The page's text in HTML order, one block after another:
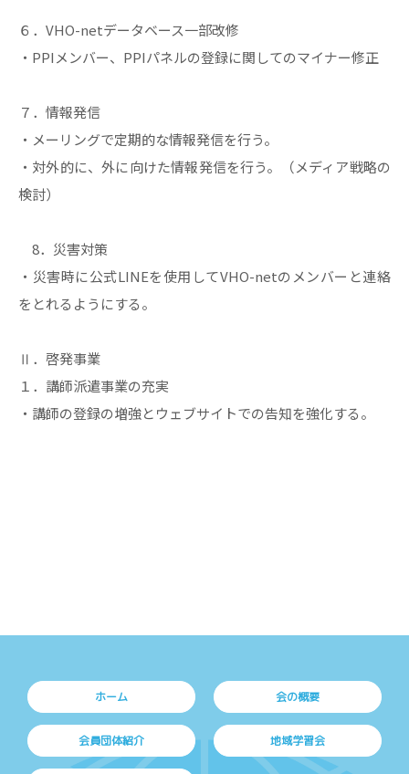
６．VHO-netデータベース一部改修
・PPIメンバー、PPIパネルの登録に関してのマイナー修正
７．情報発信
・メーリングで定期的な情報発信を行う。
・対外的に、外に向けた情報発信を行う。（メディア戦略の
検討）
8．災害対策
・災害時に公式LINEを使用してVHO-netのメンバーと連絡
をとれるようにする。
Ⅱ．啓発事業
１．講師派遣事業の充実
・講師の登録の増強とウェブサイトでの告知を強化する。
ホーム 会の概要
会員団体紹介 地域学習会